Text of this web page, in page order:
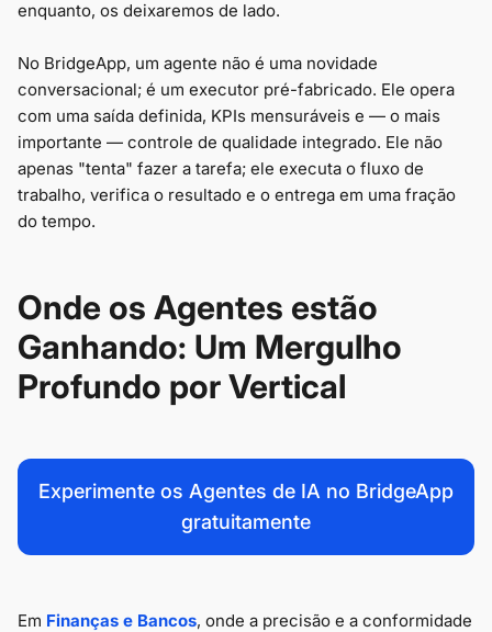
enquanto, os deixaremos de lado.
No BridgeApp, um agente não é uma novidade
conversacional; é um executor pré-fabricado. Ele opera
com uma saída definida, KPIs mensuráveis e — o mais
importante — controle de qualidade integrado. Ele não
apenas "tenta" fazer a tarefa; ele executa o fluxo de
trabalho, verifica o resultado e o entrega em uma fração
do tempo.
Onde os Agentes estão
Ganhando: Um Mergulho
Profundo por Vertical
Experimente os Agentes de IA no BridgeApp
gratuitamente
Em Finanças e Bancos, onde a precisão e a conformidade